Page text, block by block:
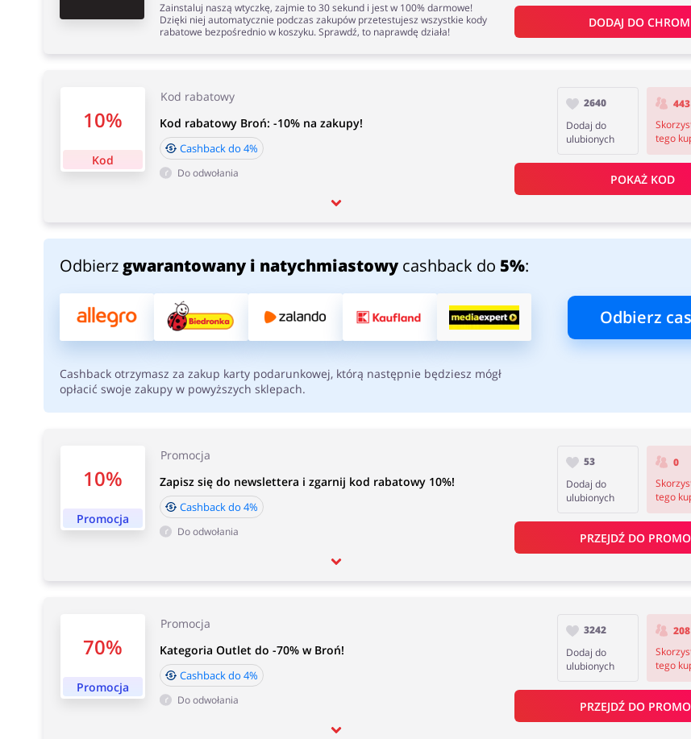
10%
Kod
Kod rabatowy
Kod rabatowy Broń: -10% na zakupy!
Cashback do 4%
Do odwołania
2640
Dodaj do
ulubionych
443
tego
POKAŻ KOD
10%
Promocja
Promocja
Zapisz się do newslettera i zgarnij kod rabatowy 10%!
Cashback do 4%
Do odwołania
53
Dodaj do
ulubionych
0
tego
PRZEJDŹ DO
70%
Promocja
Promocja
Kategoria Outlet do -70% w Broń!
Cashback do 4%
Do odwołania
3242
Dodaj do
ulubionych
208
tego
PRZEJDŹ DO
Zainstaluj naszą wtyczkę, zajmie to 30 sekund i jest w 100% darmowe!
Dzięki niej automatycznie podczas zakupów przetestujesz wszystkie kody
rabatowe bezpośrednio w koszyku. Sprawdź, to naprawdę działa!
DODAJ DO
Odbierz gwarantowany i natychmiastowycashback do 5%:
Odbierz
Cashback otrzymasz za zakup karty podarunkowej, którą następnie będziesz mógł
opłacić swoje zakupy w powyższych sklepach.